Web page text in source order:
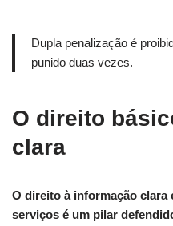
Dupla penalização é
punido duas vezes.
O direito
clara
O direito à informação clara
serviços é um pilar